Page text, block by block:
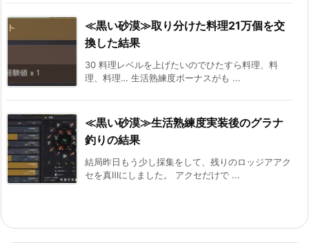
≪黒い砂漠≫取り分けた料理21万個を交
換した結果
30 料理レベルを上げたいのでひたすら料理、料
理、料理… 生活熟練度ボーナスがも ...
≪黒い砂漠≫生活熟練度実装後のグラナ
釣りの結果
結局昨日もう少し採集をして、残りのロッジアアク
セを真Ⅲにしました。 アクセだけで ...